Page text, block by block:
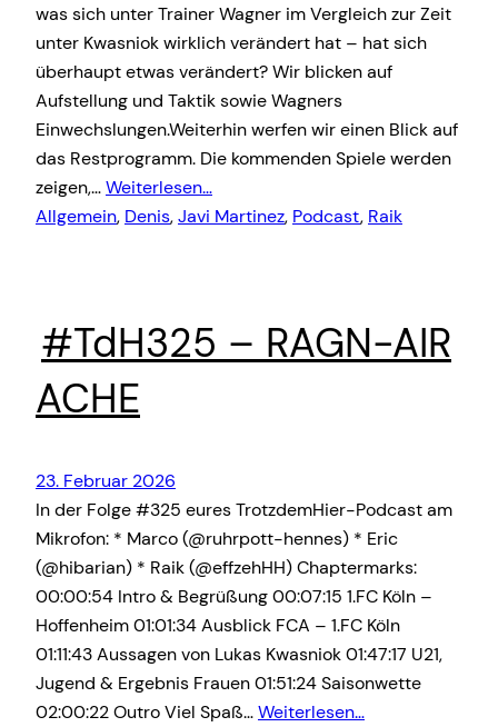
was sich unter Trainer Wagner im Vergleich zur Zeit
unter Kwasniok wirklich verändert hat – hat sich
überhaupt etwas verändert? Wir blicken auf
Aufstellung und Taktik sowie Wagners
Einwechslungen.Weiterhin werfen wir einen Blick auf
das Restprogramm. Die kommenden Spiele werden
zeigen,…Weiterlesen…
Allgemein, Denis, Javi Martinez, Podcast, Raik
#TdH325 – RAGN-AIR
ACHE
23. Februar 2026
In der Folge #325 eures TrotzdemHier-Podcast am
Mikrofon: * Marco (@ruhrpott-hennes) * Eric
(@hibarian) * Raik (@effzehHH) Chaptermarks:
00:00:54 Intro & Begrüßung 00:07:15 1.FC Köln –
Hoffenheim 01:01:34 Ausblick FCA – 1.FC Köln
01:11:43 Aussagen von Lukas Kwasniok 01:47:17 U21,
Jugend & Ergebnis Frauen 01:51:24 Saisonwette
02:00:22 Outro Viel Spaß…Weiterlesen…